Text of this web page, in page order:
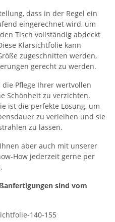
dass in der Regel ein
eingerechnet wird, um
Tisch vollständig abdeckt
Klarsichtfolie kann
zugeschnitten werden,
gerecht zu werden.
Pflege Ihrer wertvollen
Schönheit zu verzichten.
ist die perfekte Lösung, um
zu verleihen und sie
zu lassen.
aber auch mit unserer
How jederzeit gerne per
sind vom
140-155